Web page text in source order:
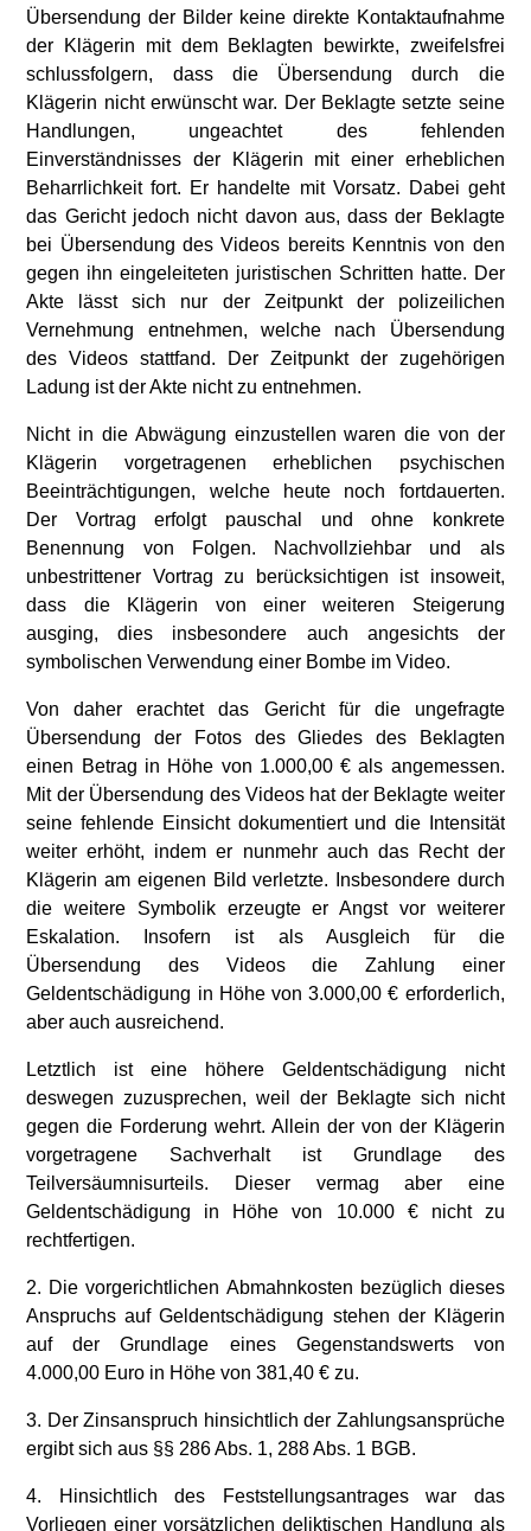
Übersendung der Bilder keine direkte Kontaktaufnahme
der Klägerin mit dem Beklagten bewirkte, zweifelsfrei
schlussfolgern, dass die Übersendung durch die
Klägerin nicht erwünscht war. Der Beklagte setzte seine
Handlungen, ungeachtet des fehlenden
Einverständnisses der Klägerin mit einer erheblichen
Beharrlichkeit fort. Er handelte mit Vorsatz. Dabei geht
das Gericht jedoch nicht davon aus, dass der Beklagte
bei Übersendung des Videos bereits Kenntnis von den
gegen ihn eingeleiteten juristischen Schritten hatte. Der
Akte lässt sich nur der Zeitpunkt der polizeilichen
Vernehmung entnehmen, welche nach Übersendung
des Videos stattfand. Der Zeitpunkt der zugehörigen
Ladung ist der Akte nicht zu entnehmen.
Nicht in die Abwägung einzustellen waren die von der
Klägerin vorgetragenen erheblichen psychischen
Beeinträchtigungen, welche heute noch fortdauerten.
Der Vortrag erfolgt pauschal und ohne konkrete
Benennung von Folgen. Nachvollziehbar und als
unbestrittener Vortrag zu berücksichtigen ist insoweit,
dass die Klägerin von einer weiteren Steigerung
ausging, dies insbesondere auch angesichts der
symbolischen Verwendung einer Bombe im Video.
Von daher erachtet das Gericht für die ungefragte
Übersendung der Fotos des Gliedes des Beklagten
einen Betrag in Höhe von 1.000,00 € als angemessen.
Mit der Übersendung des Videos hat der Beklagte weiter
seine fehlende Einsicht dokumentiert und die Intensität
weiter erhöht, indem er nunmehr auch das Recht der
Klägerin am eigenen Bild verletzte. Insbesondere durch
die weitere Symbolik erzeugte er Angst vor weiterer
Eskalation. Insofern ist als Ausgleich für die
Übersendung des Videos die Zahlung einer
Geldentschädigung in Höhe von 3.000,00 € erforderlich,
aber auch ausreichend.
Letztlich ist eine höhere Geldentschädigung nicht
deswegen zuzusprechen, weil der Beklagte sich nicht
gegen die Forderung wehrt. Allein der von der Klägerin
vorgetragene Sachverhalt ist Grundlage des
Teilversäumnisurteils. Dieser vermag aber eine
Geldentschädigung in Höhe von 10.000 € nicht zu
rechtfertigen.
2. Die vorgerichtlichen Abmahnkosten bezüglich dieses
Anspruchs auf Geldentschädigung stehen der Klägerin
auf der Grundlage eines Gegenstandswerts von
4.000,00 Euro in Höhe von 381,40 € zu.
3. Der Zinsanspruch hinsichtlich der Zahlungsansprüche
ergibt sich aus §§ 286 Abs. 1, 288 Abs. 1 BGB.
4. Hinsichtlich des Feststellungsantrages war das
Vorliegen einer vorsätzlichen deliktischen Handlung als